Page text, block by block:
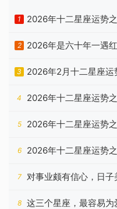
1
2026年十二星座运势
2
2026年是六十年一遇
祖宗忠告有答案
3 2026年2月十二星座运
4
2026年十二星座运势
5 2026年十二星座运势
6
2026年十二星座运势
稳
7
对事业颇有信心，日子
的星座
8 这三个星座，最容易为